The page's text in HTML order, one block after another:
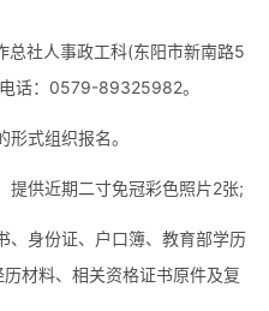
总社人事政工科(东阳市新南路5
话：0579-89325982。
式组织报名。
供近期二寸免冠彩色照片2张;
身份证、户口簿、教育部学历
材料、相关资格证书原件及复